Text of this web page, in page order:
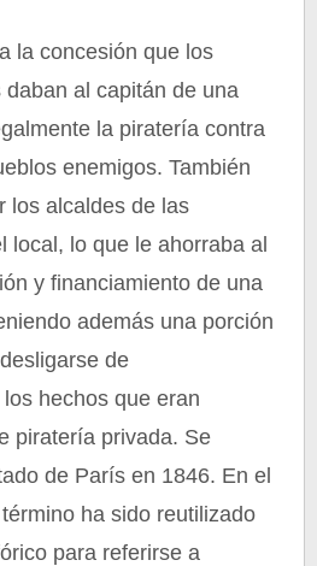
la concesión que los
al capitán de una
la piratería contra
enemigos. También
los alcaldes de las
local, lo que le ahorraba al
y financiamiento de una
además una porción
de
hechos que eran
piratería privada. Se
de París en 1846. En el
ha sido reutilizado
para referirse a